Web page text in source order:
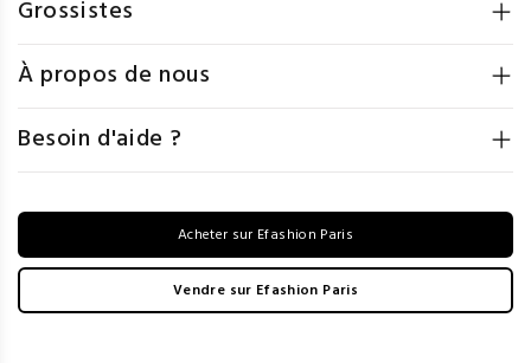
Grossistes
À propos de nous
Besoin d'aide ?
Acheter sur Efashion Paris
Vendre sur Efashion Paris